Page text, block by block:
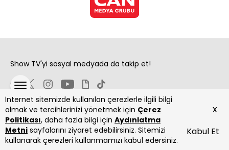
İnternet sitemizde kullanılan çerezlerle ilgili bilgi
almak ve tercihlerinizi yönetmek için Çerez
Politikası, daha fazla bilgi için Aydınlatma
Metni sayfalarını ziyaret edebilirsiniz. Sitemizi
kullanarak çerezleri kullanmamızı kabul edersiniz.
Kabul Et
x
Show TV'yi sosyal medyada da takip et!
Copyright 2026 Show Televizyon Yayıncılık A.Ş.